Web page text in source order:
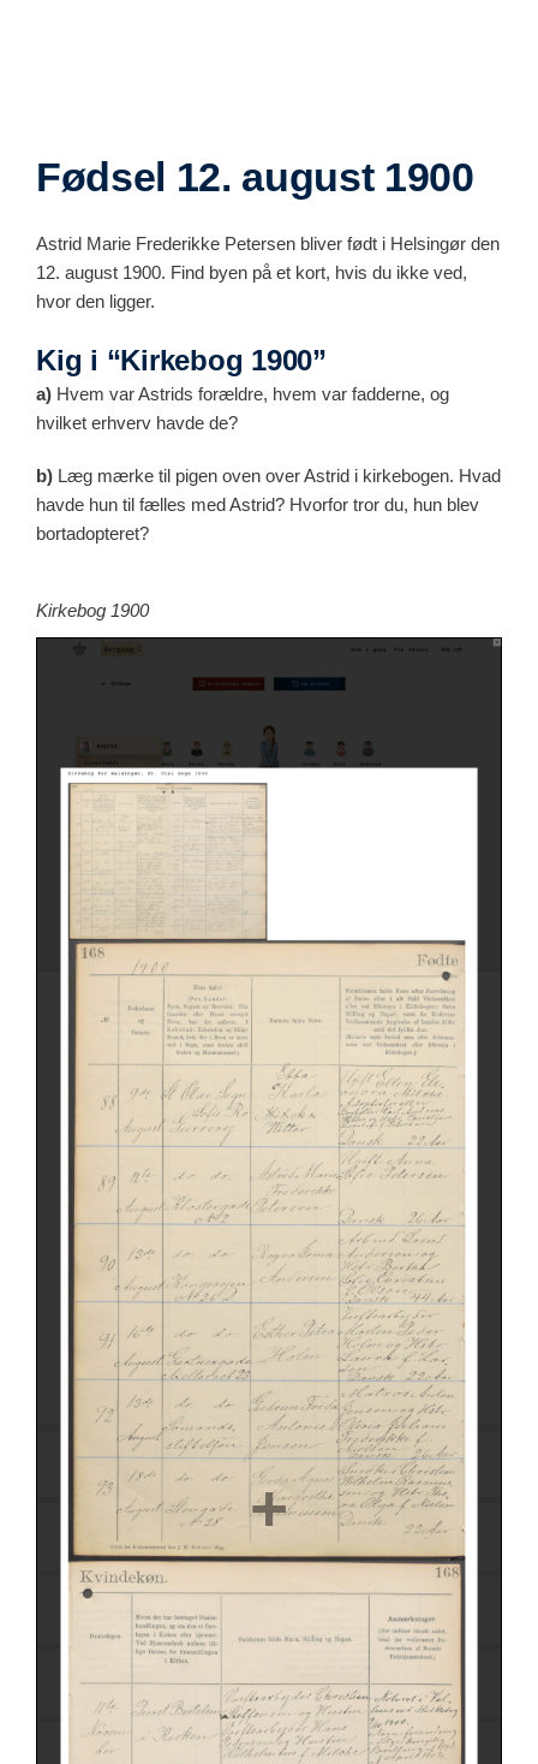
Fødsel 12. august 1900
Astrid Marie Frederikke Petersen bliver født i Helsingør den
12. august 1900. Find byen på et kort, hvis du ikke ved,
hvor den ligger.
Kig i “Kirkebog 1900”
a) Hvem var Astrids forældre, hvem var fadderne, og
hvilket erhverv havde de?
b) Læg mærke til pigen oven over Astrid i kirkebogen. Hvad
havde hun til fælles med Astrid? Hvorfor tror du, hun blev
bortadopteret?
Kirkebog 1900